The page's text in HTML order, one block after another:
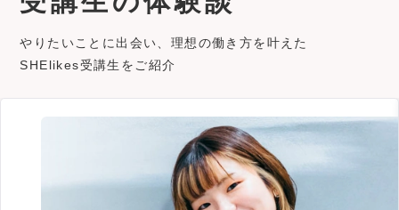
やりたいことに出会い、理想の働き方を叶えた
SHElikes受講生をご紹介